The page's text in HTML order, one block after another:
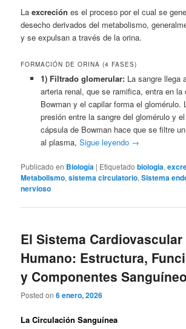
Laexcreción es el proceso por el cual se
desecho derivados del metabolismo,
y se expulsan a través de la orina.
FORMACIÓN DE ORINA (4 FASES)
1) Filtrado glomerular:La sangre llega
arteria renal, que se ramifica, entra en la
Bowman y el capilar forma el glomérulo.
presión entre la sangre del glomérulo y
cápsula de Bowman hace que se filtre
al plasma, Sigue leyendo →
Publicado en Biología | Etiquetado biologia,
Metabolismo,sistema circulatorio,Sistema
nervioso
El Sistema Cardiovascular
Humano: Estructura,
y Componentes
Posted on6 enero, 2026
La Circulación Sanguínea